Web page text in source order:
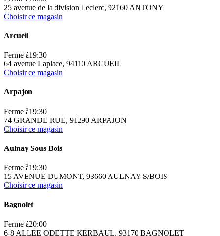
25 avenue de la division Leclerc, 92160 ANTONY
Choisir ce magasin
Arcueil
Ferme à19:30
64 avenue Laplace, 94110 ARCUEIL
Choisir ce magasin
Arpajon
Ferme à19:30
74 GRANDE RUE, 91290 ARPAJON
Choisir ce magasin
Aulnay Sous Bois
Ferme à19:30
15 AVENUE DUMONT, 93660 AULNAY S/BOIS
Choisir ce magasin
Bagnolet
Ferme à20:00
6-8 ALLEE ODETTE KERBAUL, 93170 BAGNOLET